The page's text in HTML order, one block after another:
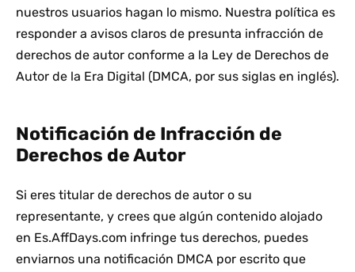
nuestros usuarios hagan lo mismo. Nuestra política es
responder a avisos claros de presunta infracción de
derechos de autor conforme a la Ley de Derechos de
Autor de la Era Digital (DMCA, por sus siglas en inglés).
Notificación de Infracción de
Derechos de Autor
Si eres titular de derechos de autor o su
representante, y crees que algún contenido alojado
en Es.AffDays.com infringe tus derechos, puedes
enviarnos una notificación DMCA por escrito que